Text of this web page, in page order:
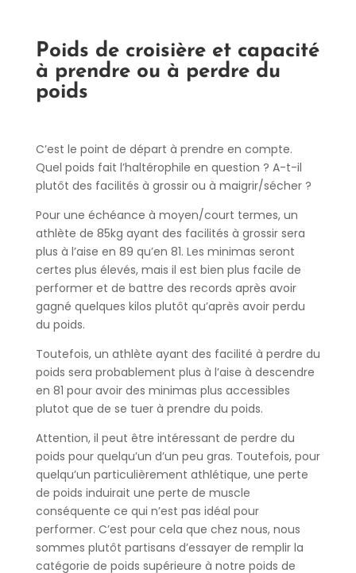
Poids de croisière et capacité
à prendre ou à perdre du
poids
C’est le point de départ à prendre en compte.
Quel poids fait l’haltérophile en question ? A-t-il
plutôt des facilités à grossir ou à maigrir/sécher ?
Pour une échéance à moyen/court termes, un
athlète de 85kg ayant des facilités à grossir sera
plus à l’aise en 89 qu’en 81. Les minimas seront
certes plus élevés, mais il est bien plus facile de
performer et de battre des records après avoir
gagné quelques kilos plutôt qu’après avoir perdu
du poids.
Toutefois, un athlète ayant des facilité à perdre du
poids sera probablement plus à l’aise à descendre
en 81 pour avoir des minimas plus accessibles
plutot que de se tuer à prendre du poids.
Attention, il peut être intéressant de perdre du
poids pour quelqu’un d’un peu gras. Toutefois, pour
quelqu’un particulièrement athlétique, une perte
de poids induirait une perte de muscle
conséquente ce qui n’est pas idéal pour
performer. C’est pour cela que chez nous, nous
sommes plutôt partisans d’essayer de remplir la
catégorie de poids supérieure à notre poids de